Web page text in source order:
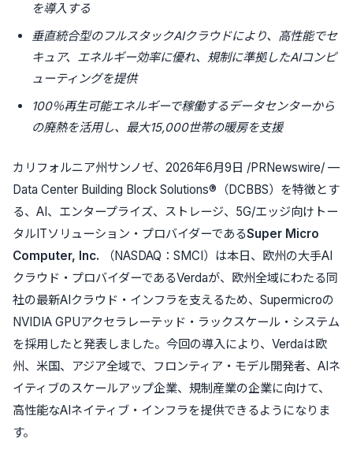
を導入する
垂直統合型のフルスタックAIクラウドにより、高性能でセ
キュア、エネルギー効率に優れ、規制に準拠したAIコンピ
ューティングを提供
100％再生可能エネルギーで稼働するデータセンターから
の廃熱を活用し、最大15,000世帯の暖房を支援
カリフォルニア州サンノゼ、2026年6月9日 /PRNewswire/ —
Data Center Building Block Solutions®（DCBBS）を特徴とす
る、AI、エンタープライズ、ストレージ、5G/エッジ向けトー
タルITソリューション・プロバイダーであるSuper Micro
Computer, Inc. （NASDAQ：SMCI）は本日、欧州の大手AI
クラウド・プロバイダーであるVerdaが、欧州全域にわたる同
社の最新AIクラウド・インフラを支えるため、Supermicroの
NVIDIA GPUアクセラレーテッド・ラックスケール・システム
を採用したと発表しました。今回の導入により、Verdaは欧
州、米国、アジア全域で、フロンティア・モデル開発者、AIネ
イティブのスケールアップ企業、規制産業の企業に向けて、
高性能なAIネイティブ・インフラを提供できるようになりま
す。